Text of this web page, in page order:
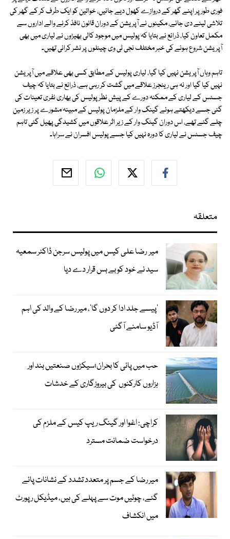
فوری طور پر اپنے گھر کے دروازے کھول دیے جائیں، خواتین کو ایک طرف کر کے گھر کی
تلاشی لینے دی جائے، مکینوں نے آپریشن کے دوران قانون نافذ کرنے والے اداروں سے
مکمل تعاون کیا، ذرائع نے بتایا کہ پولیس میں موجود کالی بھیڑوں نے لیاری میں بھی
آپریشن شروع ہونے کی خبر مختلف نجی ٹی وی چینلوں پر نشر کرائی تھیں۔
تاہم وہاں آپریشن نہیں کیا گیا، لیاری پولیس کے مطابق کسی بھی علاقے میں آپریشن
نہیں کیا گیا اور نہ ہی رینجرز علاقے میں گشت کر رہی ہے، ذرائع نے بتایا کہ چیف
جسٹس کے لیاری کے ممکنہ دورے کے پیش نظر پولیس کی بھاری نفری تعینات کی
گئی جسے دیکھتے ہوئے گینگ وار کے ملزمان پولیس کے مبینہ مشورے پر زیر زمین
چلے گئے تھے، اس دوران گینگ وار کے زیر اثر علاقوں میں کشیدگی پھیل گئی تاہم
چیف جسٹس نے لیاری کا دورہ نہیں کیا جسے پولیس افسران نے سراہا۔
متعلقہ
میر رضا علی کیس میں پولیس سرجن ڈاکٹر سمعیہ
سید نے خود کو بے بس قرار دے دیا
’پیسے جلد ادا کر دوں گا‘، میر رضا کے والد کی اہم
آڈیو سامنے آگئی
حب میں پانی کا بحران؛سیکڑوں صنعتیں بند اور
ہزاروں کارکنوں کی بیروزگاری کے خدشات
کراچی: اغوا اور گینگ ریپ کیس کے ملزم کی
درخواست ضمانت مسترد
میر رضا کے جسم پر متعدد تشدد کے نشانات پائے
گئے، چوٹیں موت سے پہلے کی ہیں، میڈیکل رپورٹ
میں انکشاف